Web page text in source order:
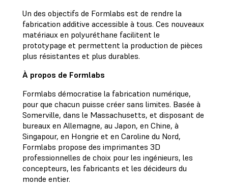
Un des objectifs de Formlabs est de rendre la
fabrication additive accessible à tous. Ces nouveaux
matériaux en polyuréthane facilitent le
prototypage et permettent la production de pièces
plus résistantes et plus durables.
À propos de Formlabs
Formlabs démocratise la fabrication numérique,
pour que chacun puisse créer sans limites. Basée à
Somerville, dans le Massachusetts, et disposant de
bureaux en Allemagne, au Japon, en Chine, à
Singapour, en Hongrie et en Caroline du Nord,
Formlabs propose des imprimantes 3D
professionnelles de choix pour les ingénieurs, les
concepteurs, les fabricants et les décideurs du
monde entier.